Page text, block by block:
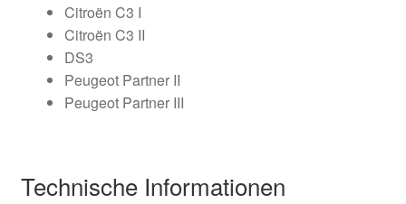
Citroën C3 I
Citroën C3 II
DS3
Peugeot Partner II
Peugeot Partner III
Technische Informationen